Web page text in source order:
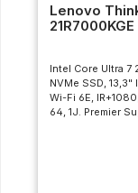
Lenovo
Intel Core Ultra 7
NVMe SSD, 13,3"
Wi-Fi 6E,
64, 1J. Premier